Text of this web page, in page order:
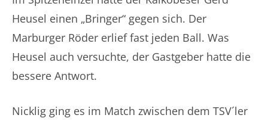
Heusel einen „Bringer“ gegen sich. Der
Marburger Röder erlief fast jeden Ball. Was
Heusel auch versuchte, der Gastgeber hatte die
bessere Antwort.
Nicklig ging es im Match zwischen dem TSV´ler